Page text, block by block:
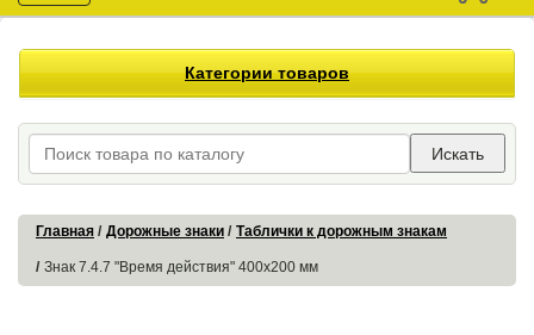
navigation
Категории товаров
Искать
Главная Дорожные знаки Таблички к дорожным знакам
Знак 7.4.7 "Время действия" 400х200 мм